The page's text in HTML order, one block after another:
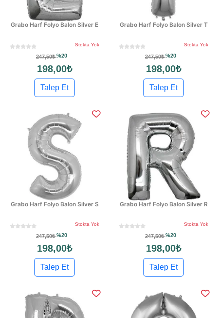
Grabo Harf Folyo Balon Silver E
Stokta Yok
247,50₺%20
198,00₺
Talep Et
Grabo Harf Folyo Balon Silver T
Stokta Yok
247,50₺%20
198,00₺
Talep Et
Grabo Harf Folyo Balon Silver S
Stokta Yok
247,50₺%20
198,00₺
Talep Et
Grabo Harf Folyo Balon Silver R
Stokta Yok
247,50₺%20
198,00₺
Talep Et